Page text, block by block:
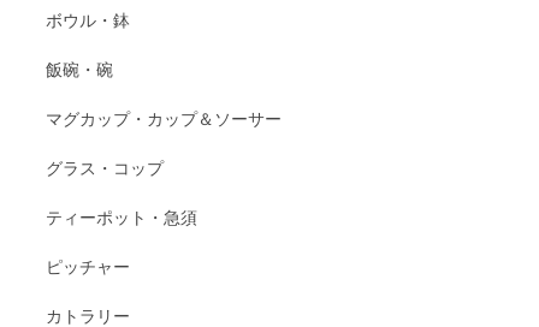
ボウル・鉢
飯碗・碗
マグカップ・カップ＆ソーサー
グラス・コップ
ティーポット・急須
ピッチャー
カトラリー